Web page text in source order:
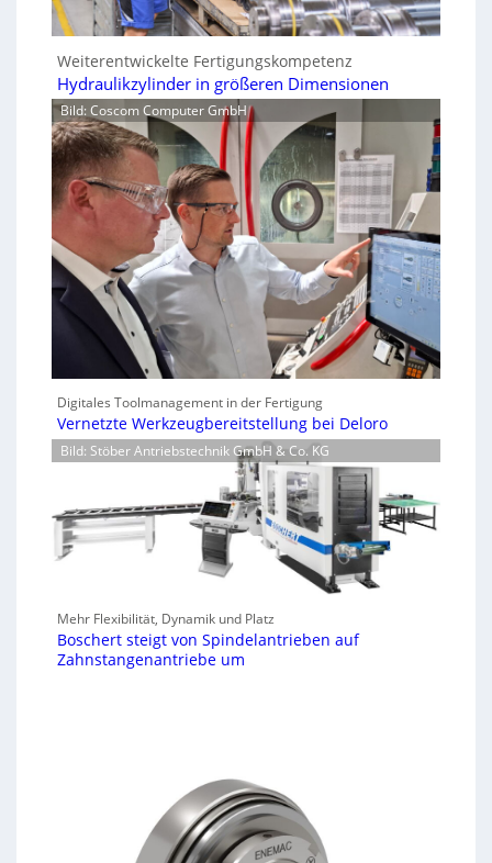
Weiterentwickelte Fertigungskompetenz
Hydraulikzylinder in größeren Dimensionen
Bild: Coscom Computer GmbH
Digitales Toolmanagement in der Fertigung
Vernetzte Werkzeugbereitstellung bei Deloro
Bild: Stöber Antriebstechnik GmbH & Co. KG
Mehr Flexibilität, Dynamik und Platz
Boschert steigt von Spindelantrieben auf
Zahnstangenantriebe um